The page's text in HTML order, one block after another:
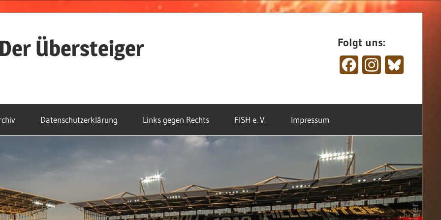
Der Übersteiger Folgt uns:
FacebookInstagram
Datenschutzerklärung Links gegen Rechts FISH e. V. Impressum